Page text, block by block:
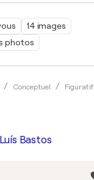
14 images
photos
Conceptuel Figuratif
Luís Bastos